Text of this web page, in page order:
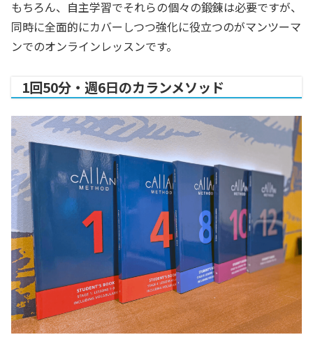
もちろん、自主学習でそれらの個々の鍛錬は必要ですが、
同時に全面的にカバーしつつ強化に役立つのがマンツーマ
ンでのオンラインレッスンです。
1回50分・週6日のカランメソッド